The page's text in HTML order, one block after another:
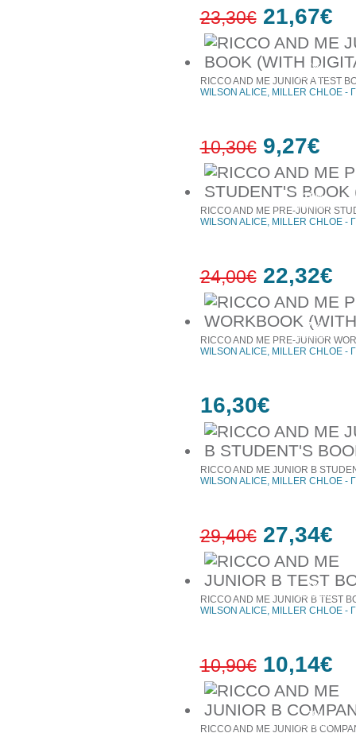
7%
έκπτωση
23,30€ 21,67€
10%
έκπτωση
RICCO AND ME JUNIOR A TEST
WILSON ALICE, MILLER CHLOE
10,30€ 9,27€
7%
έκπτωση
RICCO AND ME PRE-JUNIOR
WILSON ALICE, MILLER CHLOE
24,00€ 22,32€
RICCO AND ME PRE-JUNIOR
WILSON ALICE, MILLER CHLOE
16,30€
7%
έκπτωση
RICCO AND ME JUNIOR B
WILSON ALICE, MILLER CHLOE
29,40€ 27,34€
7%
έκπτωση
RICCO AND ME JUNIOR B TEST
WILSON ALICE, MILLER CHLOE
10,90€ 10,14€
RICCO AND ME JUNIOR B